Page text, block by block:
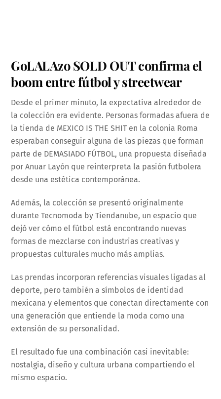
GoLALAzo SOLD OUT confirma el
boom entre fútbol y streetwear
Desde el primer minuto, la expectativa alrededor de
la colección era evidente. Personas formadas afuera de
la tienda de MEXICO IS THE SHIT en la colonia Roma
esperaban conseguir alguna de las piezas que forman
parte de DEMASIADO FÚTBOL, una propuesta diseñada
por Anuar Layón que reinterpreta la pasión futbolera
desde una estética contemporánea.
Además, la colección se presentó originalmente
durante Tecnomoda by Tiendanube, un espacio que
dejó ver cómo el fútbol está encontrando nuevas
formas de mezclarse con industrias creativas y
propuestas culturales mucho más amplias.
Las prendas incorporan referencias visuales ligadas al
deporte, pero también a símbolos de identidad
mexicana y elementos que conectan directamente con
una generación que entiende la moda como una
extensión de su personalidad.
El resultado fue una combinación casi inevitable:
nostalgia, diseño y cultura urbana compartiendo el
mismo espacio.